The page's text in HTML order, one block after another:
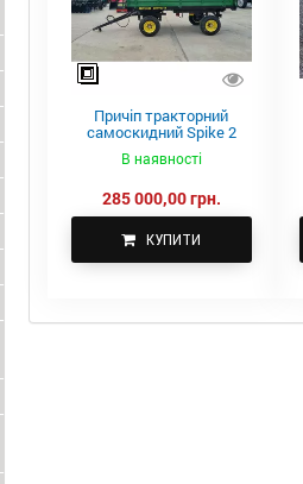
Причіп тракторний
самоскидний Spike 2
В наявності
285 000,00 грн.
КУПИТИ